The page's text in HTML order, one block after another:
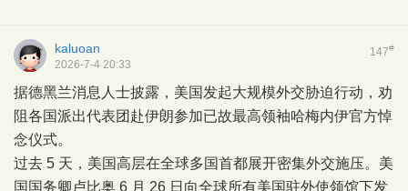
147#
kaluoan
2026-7-4 20:33
据德黑兰消息人士披露，美国发起大规模外交胁迫行动，劝
阻各国派出代表团赴伊朗参加已故最高领袖哈梅内伊官方悼
念仪式。
过去 5 天，美国高层在全球多国首都展开密集外交施压。美
国国务卿卢比奥 6 月 26 日向全球所有美国驻外使领馆下发